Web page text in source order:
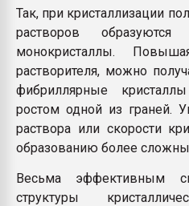
Так, при кристаллизации
растворов
монокристаллы.
растворителя, можно
фибриллярные
ростом одной из граней.
раствора или скорости
образованию более
Весьма эффективным
структуры